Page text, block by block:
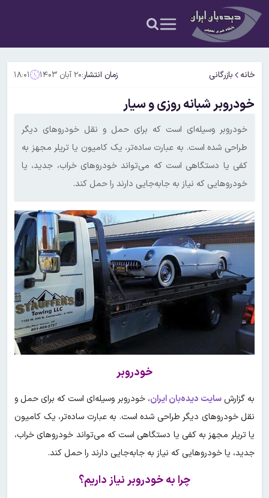
خانه بازرگانی زمان انتشار:۲۰ آبان ۱۴۰۳ ۱۸:۰۱
خودروبر شبانه روزی و سیار
خودروبر وسیله‌ای است که برای حمل و نقل خودروهای دیگر
طراحی شده است. به عبارت ساده‌تر، یک کامیون یا تریلر مجهز به
کفی یا دستگاهی است که می‌تواند خودروهای خراب، جدید، یا
خودروهایی که نیاز به جابه‌جایی دارند را حمل کند.
خودروبر
به گزارشسایت دیده‌بان ایران، خودروبر وسیله‌ای است که برای حمل و
نقل خودروهای دیگر طراحی شده است. به عبارت ساده‌تر، یک کامیون
یا تریلر مجهز به کفی یا دستگاهی است که می‌تواند خودروهای خراب،
جدید، یا خودروهایی که نیاز به جابه‌جایی دارند را حمل کند.
چرا به خودروبر نیاز داریم؟